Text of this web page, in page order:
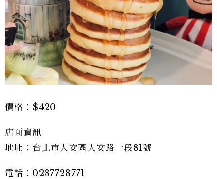
價格：$420
店面資訊
地址：台北市大安區大安路一段81號
電話：0287728771